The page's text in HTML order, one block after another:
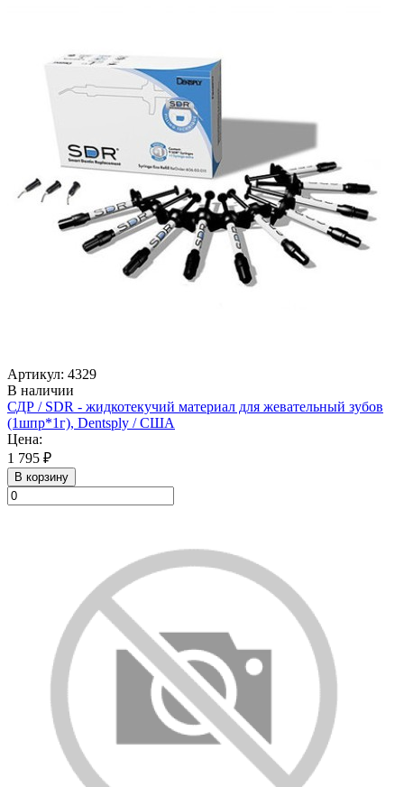
Артикул: 4329
В наличии
СДР / SDR - жидкотекучий материал для жевательный зубов
(1шпр*1г), Dentsply / США
Цена:
1 795 ₽
В корзину